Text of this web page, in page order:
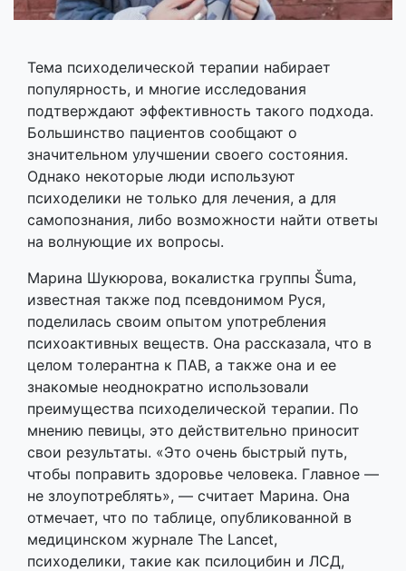
Тема психоделической терапии набирает
популярность, и многие исследования
подтверждают эффективность такого подхода.
Большинство пациентов сообщают о
значительном улучшении своего состояния.
Однако некоторые люди используют
психоделики не только для лечения, а для
самопознания, либо возможности найти ответы
на волнующие их вопросы.
Марина Шукюрова, вокалистка группы Šuma,
известная также под псевдонимом Руся,
поделилась своим опытом употребления
психоактивных веществ. Она рассказала, что в
целом толерантна к ПАВ, а также она и ее
знакомые неоднократно использовали
преимущества психоделической терапии. По
мнению певицы, это действительно приносит
свои результаты. «Это очень быстрый путь,
чтобы поправить здоровье человека. Главное —
не злоупотреблять», — считает Марина. Она
отмечает, что по таблице, опубликованной в
медицинском журнале The Lancet,
психоделики, такие как псилоцибин и ЛСД,